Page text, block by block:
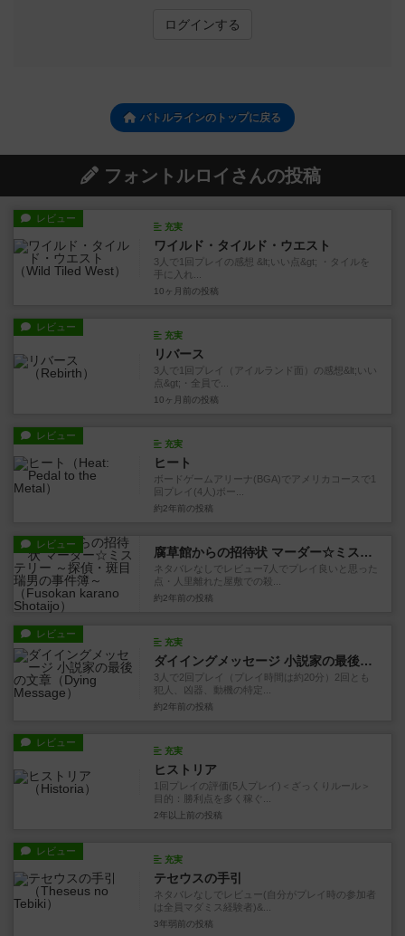
ログインする
バトルラインのトップに戻る
フォントルロイさんの投稿
レビュー
充実
ワイルド・タイルド・ウエスト
3人で1回プレイの感想 &lt;いい点&gt; ・タイルを
手に入れ...
10ヶ月前 の投稿
レビュー
充実
リバース
3人で1回プレイ（アイルランド面）の感想&lt;いい
点&gt;・全員で...
10ヶ月前 の投稿
レビュー
充実
ヒート
ボードゲームアリーナ(BGA)でアメリカコースで1
回プレイ(4人)ボー...
約2年前 の投稿
レビュー
腐草館からの招待状 マーダー☆ミステリー ～探偵・斑目瑞男の事件簿～
ネタバレなしでレビュー7人でプレイ良いと思った
点・人里離れた屋敷での殺...
約2年前 の投稿
レビュー
充実
ダイイングメッセージ 小説家の最後の文章
3人で2回プレイ（プレイ時間は約20分）2回とも
犯人、凶器、動機の特定...
約2年前 の投稿
レビュー
充実
ヒストリア
1回プレイの評価(5人プレイ)＜ざっくりルール＞
目的：勝利点を多く稼ぐ...
2年以上前 の投稿
レビュー
充実
テセウスの手引
ネタバレなしでレビュー(自分がプレイ時の参加者
は全員マダミス経験者)&...
3年弱前 の投稿